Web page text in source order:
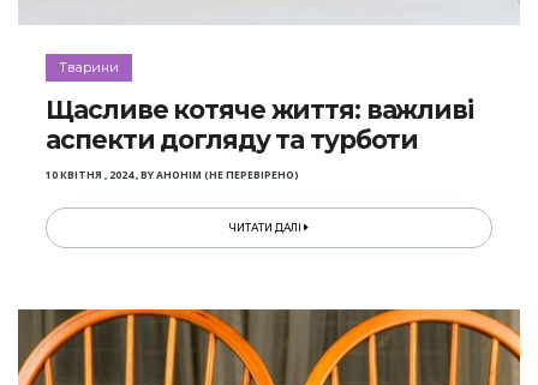
Тварини
Щасливе котяче життя: важливі
аспекти догляду та турботи
10 КВІТНЯ , 2024,BYАНОНІМ (НЕ ПЕРЕВІРЕНО)
ЧИТАТИ ДАЛІ